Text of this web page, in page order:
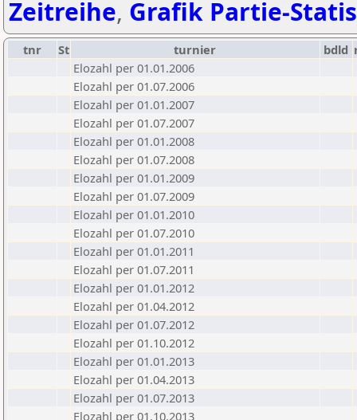
Zeitreihe, Grafik Partie-
tnr St turnier bdld
Elozahl per 01.01.2006
Elozahl per 01.07.2006
Elozahl per 01.01.2007
Elozahl per 01.07.2007
Elozahl per 01.01.2008
Elozahl per 01.07.2008
Elozahl per 01.01.2009
Elozahl per 01.07.2009
Elozahl per 01.01.2010
Elozahl per 01.07.2010
Elozahl per 01.01.2011
Elozahl per 01.07.2011
Elozahl per 01.01.2012
Elozahl per 01.04.2012
Elozahl per 01.07.2012
Elozahl per 01.10.2012
Elozahl per 01.01.2013
Elozahl per 01.04.2013
Elozahl per 01.07.2013
Elozahl per 01.10.2013